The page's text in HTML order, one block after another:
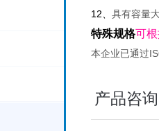
12、 具有容量
特殊规格可
本企业已通过
产品咨询